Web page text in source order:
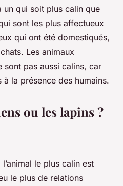
qui soit plus calin que
sont les plus affectueux
qui ont été domestiqués,
Les animaux
sont pas aussi calins, car
la présence des humains.
ou les lapins ?
le plus calin est
le plus de relations